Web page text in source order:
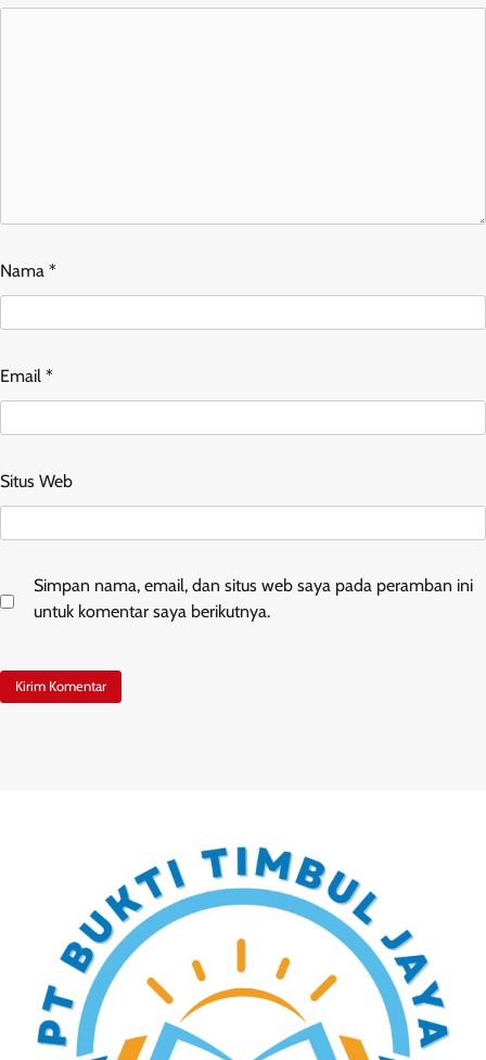
Nama *
Email *
Situs Web
Simpan nama, email, dan situs web saya pada peramban ini
untuk komentar saya berikutnya.